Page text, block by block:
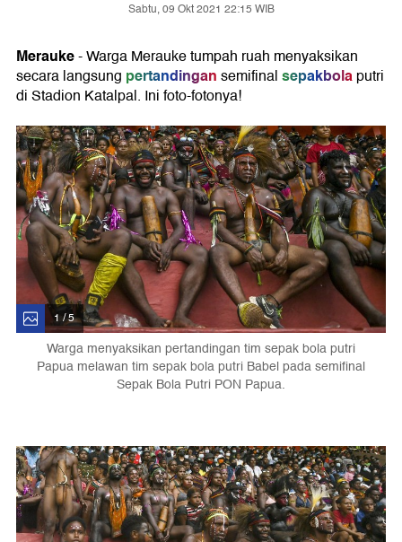
Sabtu, 09 Okt 2021 22:15 WIB
Merauke- Warga Merauke tumpah ruah menyaksikan
secara langsung pertandingansemifinalsepakbolaputri
di Stadion Katalpal. Ini foto-fotonya!
1 / 5
Warga menyaksikan pertandingan tim sepak bola putri
Papua melawan tim sepak bola putri Babel pada semifinal
Sepak Bola Putri PON Papua.